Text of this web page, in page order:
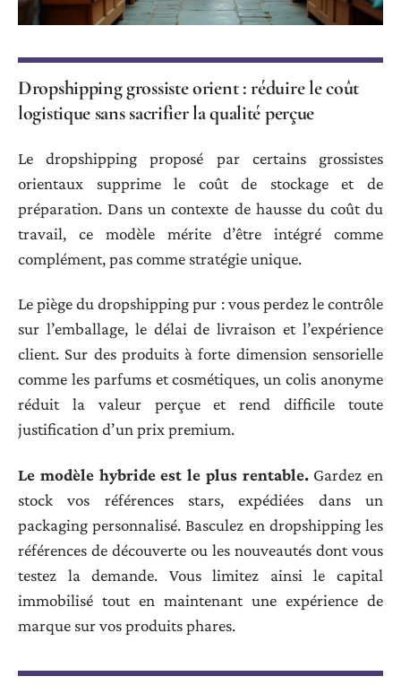
Dropshipping grossiste orient : réduire le coût
logistique sans sacrifier la qualité perçue
Le dropshipping proposé par certains grossistes
orientaux supprime le coût de stockage et de
préparation. Dans un contexte de hausse du coût du
travail, ce modèle mérite d’être intégré comme
complément, pas comme stratégie unique.
Le piège du dropshipping pur : vous perdez le contrôle
sur l’emballage, le délai de livraison et l’expérience
client. Sur des produits à forte dimension sensorielle
comme les parfums et cosmétiques, un colis anonyme
réduit la valeur perçue et rend difficile toute
justification d’un prix premium.
Le modèle hybride est le plus rentable.Gardez en
stock vos références stars, expédiées dans un
packaging personnalisé. Basculez en dropshipping les
références de découverte ou les nouveautés dont vous
testez la demande. Vous limitez ainsi le capital
immobilisé tout en maintenant une expérience de
marque sur vos produits phares.